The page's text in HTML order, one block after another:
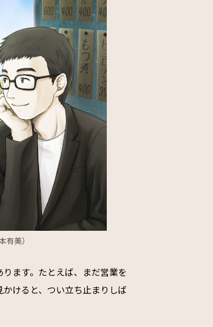
有美）
ます。たとえば、まだ営業を
けると、つい立ち止まりしば